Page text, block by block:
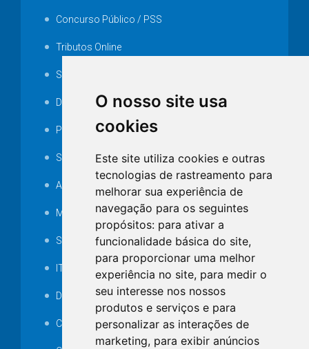
O nosso site usa
cookies
Este site utiliza cookies e outras
tecnologias de rastreamento para
melhorar sua experiência de
navegação para os seguintes
propósitos: para ativar a
funcionalidade básica do site,
para proporcionar uma melhor
experiência no site, para medir o
seu interesse nos nossos
produtos e serviços e para
personalizar as interações de
marketing, para exibir anúncios
Concurso Público / PSS
Tributos Online
Serviços ISS-E
Decretos
Portarias
SAMAE
Audiência pública
MANUTENÇÃO DE ILUMINAÇÃO PÚBLICA
Serviços Técnicos TI
ITR
Desapropriações
Catalogo Eletrônico de Padronização